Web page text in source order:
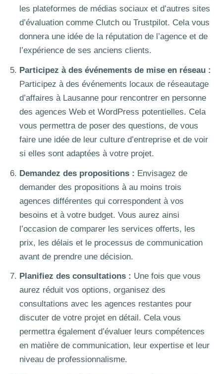
les plateformes de médias sociaux et d’autres sites
d’évaluation comme Clutch ou Trustpilot. Cela vous
donnera une idée de la réputation de l’agence et de
l’expérience de ses anciens clients.
Participez à des événements de mise en réseau :
Participez à des événements locaux de réseautage
d’affaires à Lausanne pour rencontrer en personne
des agences Web et WordPress potentielles. Cela
vous permettra de poser des questions, de vous
faire une idée de leur culture d’entreprise et de voir
si elles sont adaptées à votre projet.
Demandez des propositions : Envisagez de
demander des propositions à au moins trois
agences différentes qui correspondent à vos
besoins et à votre budget. Vous aurez ainsi
l’occasion de comparer les services offerts, les
prix, les délais et le processus de communication
avant de prendre une décision.
Planifiez des consultations : Une fois que vous
aurez réduit vos options, organisez des
consultations avec les agences restantes pour
discuter de votre projet en détail. Cela vous
permettra également d’évaluer leurs compétences
en matière de communication, leur expertise et leur
niveau de professionnalisme.